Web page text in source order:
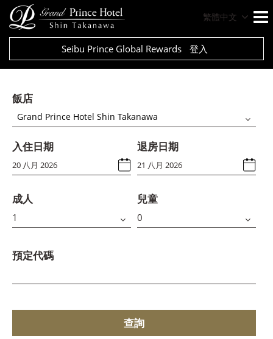
繁體中文
Seibu Prince Global Rewards 登入
飯店
Grand Prince Hotel Shin Takanawa
入住日期 退房日期
成人 兒童
預定代碼
查詢